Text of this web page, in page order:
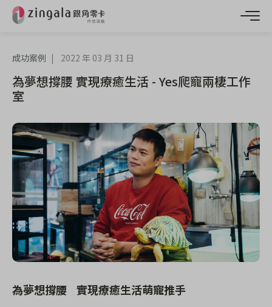
成功案例 2022 年 03 月 31 日
為夢想撐腰 實現療癒生活 - Yes爬寵兩棲工作
室
為夢想撐腰 實現療癒生活萌寵推手